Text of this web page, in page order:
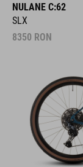
NULANE C:62
SLX
8350 RON